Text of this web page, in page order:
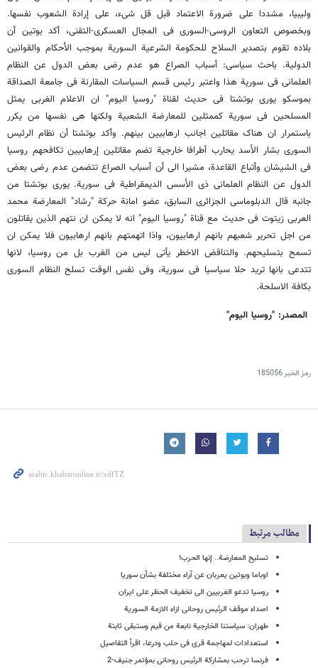
ولیبیا، مشددا على ضرورة الاعتماد قبل قل شیء، على إرادة الشعوب نفسها.
وبخصوص التعاون الروسی-السوری فی المجال العسکری-التقنی، أکد بوتین أن
بلاده تقوم بتصدیر السلاح للحکومة الشرعیة السوریة بموجب الأحکام والقوانین
الدولیة. باحث سیاسی: أسباب الصراع هو عدم رضى بعض الدول عن النظام
العلمانی فی سوریة هذا واعتبر رئیس قسم السیاسات المقارنة فی جامعة الصداقة
بموسکو یوری بوتشتا فی حدیث لقناة "روسیا الیوم" ان الاعلام الغربی یمثل
المسلحین فی سوریة کممثلین للمعارضة الشعبیة ولکنها هی نفسها من یکرر
باستمرار ان هناک مقاتلین اجانب ارهابیین بینهم. وأکد بوتشتا أن نظام الرئیس
السوری بشار الأسد یحارب أطرافا خارجیة تضم مقاتلین إرهابیین تکافحهم روسیا
فی الشیشان وأتباع القاعدة، مشیرا الى أن أسباب الصراع تتضمن عدم رضى بعض
الدول عن النظام العلمانی ذی الأسس الدیمقراطیة فی سوریة. یوری بوتشتا من
جانبه قال الدبلوماسی الجزائری السابق، عضو امانة حرکة "رشاد" المعارضة محمد
العربی زیتوت فی حدیث مع قناة "روسیا الیوم" انه لا یمکن ان نتهم الذین یقاتلون
من اجل تحریر شعبهم بانهم ارهابیون، واذا اتهمتهم بانهم ارهابیون فلا یمکن ان
تسمح بتسلیحهم. والتناقض الاخطر یأتی لیس من الغرب بل من روسیا، لانها
تتدعی بانها ترید حلا سیاسیا فی سوریة، وفی نفس الوقت تسلح النظام السوری
بکافة الاسلحة.
المصدر: "روسیا الیوم"
رمز الخبر185056
مطالب مرتبط
تسلیح المعارضة.. إنها الحرب!
اوباما وبوتین یعربان عن آراء مختلفة بشأن سوریا
روسیا تدعو الغربیین الى تخفیف الحظر على ایران
اصداء موقف الرئیس روحانی ازاء الازمة السوریة
طهران: سیاستنا الخارجیة نابعة من قیم وستبقى ثابتة
استعدادات لمهاجمة قرى فی حلب ودرعا، اقرأ التفاصیل
فرنسا ترحب بمشارکة الرئیس روحانی بمؤتمر جنیف-2